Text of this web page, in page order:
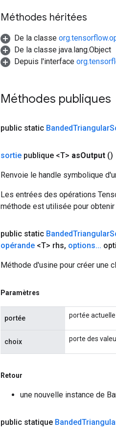
Méthodes héritées
De la classe
De la classe java.lang.Object
Depuis l'interface
Méthodes publiques
public static BandedTriangular
sortie publique <T> asOutput ()
Renvoie le handle symbolique
Les entrées des opérations
méthode est utilisée pour obtenir
public static BandedTriangular
opérande <T> rhs, options...
Méthode d'usine pour créer une
Paramètres
portée portée actuelle
choix porte des
Retour
une nouvelle instance de
public statique Banded